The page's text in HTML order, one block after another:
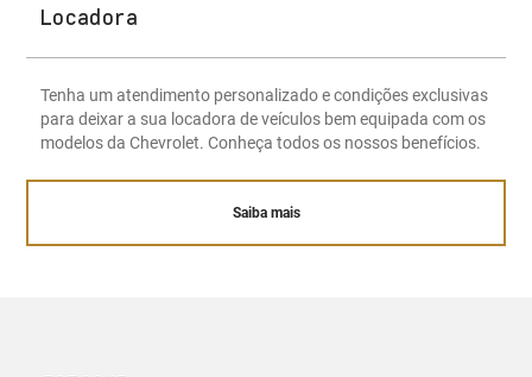
Locadora
Tenha um atendimento personalizado e condições exclusivas
para deixar a sua locadora de veículos bem equipada com os
modelos da Chevrolet. Conheça todos os nossos benefícios.
Saiba mais